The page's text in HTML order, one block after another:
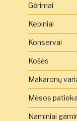
Gėrimai
Kepiniai
Konservai
Košės
Makaronų
Mėsos
Naminiai